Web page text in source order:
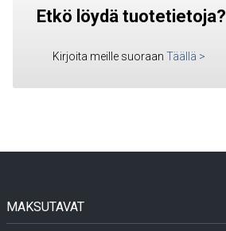
Etkö löydä tuotetietoja?
Kirjoita meille suoraan Täällä >
MAKSUTAVAT